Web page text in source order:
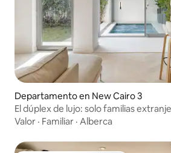
Departamento en New Cairo 3
El dúplex de lujo: solo familias
Valor · Familiar · Alberca